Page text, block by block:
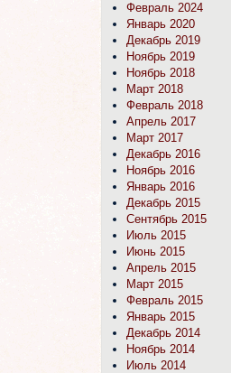
Февраль 2024
Январь 2020
Декабрь 2019
Ноябрь 2019
Ноябрь 2018
Март 2018
Февраль 2018
Апрель 2017
Март 2017
Декабрь 2016
Ноябрь 2016
Январь 2016
Декабрь 2015
Сентябрь 2015
Июль 2015
Июнь 2015
Апрель 2015
Март 2015
Февраль 2015
Январь 2015
Декабрь 2014
Ноябрь 2014
Июль 2014